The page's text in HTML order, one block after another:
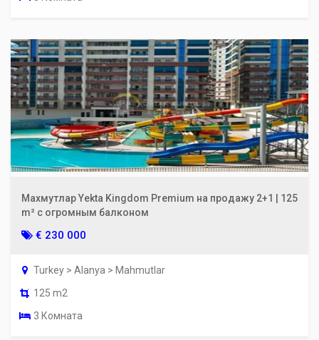
Махмутлар Yekta Kingdom Premium на продажу 2+1 | 125
m² с огромным балконом
€ 230 000
Turkey > Alanya > Mahmutlar
125 m2
3 Комната